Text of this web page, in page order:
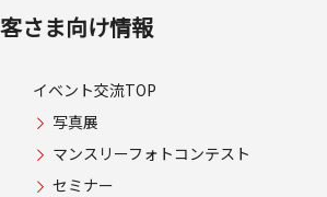
さま向け情報
イベント交流TOP
写真展
マンスリーフォトコンテスト
セミナー